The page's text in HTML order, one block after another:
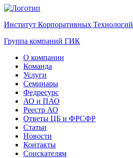
Институт Корпоративных Технологий
Группа компаний ГИК
О компании
Команда
Услуги
Семинары
Федресурс
АО и ПАО
Реестр АО
Ответы ЦБ и ФРСФР
Статьи
Новости
Контакты
Соискателям